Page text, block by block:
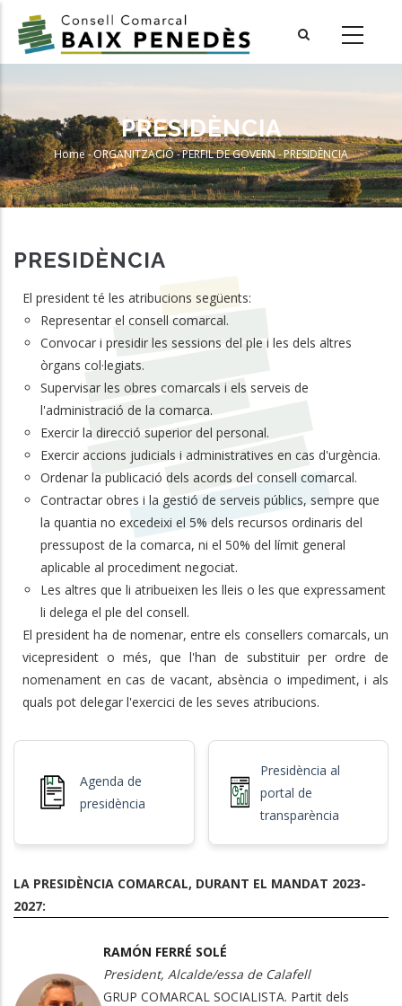
main
PRESIDÈNCIA
Breadcrumb
Home-ORGANITZACIÓ-PERFIL DE GOVERN-PRESIDÈNCIA
PRESIDÈNCIA
El president té les atribucions següents:
Representar el consell comarcal.
Convocar i presidir les sessions del ple i les dels altres
òrgans col·legiats.
Supervisar les obres comarcals i els serveis de
l'administració de la comarca.
Exercir la direcció superior del personal.
Exercir accions judicials i administratives en cas d'urgència.
Ordenar la publicació dels acords del consell comarcal.
Contractar obres i la gestió de serveis públics, sempre que
la quantia no excedeixi el 5% dels recursos ordinaris del
pressupost de la comarca, ni el 50% del límit general
aplicable al procediment negociat.
Les altres que li atribueixen les lleis o les que expressament
li delega el ple del consell.
El president ha de nomenar, entre els consellers comarcals, un
vicepresident o més, que l'han de substituir per ordre de
nomenament en cas de vacant, absència o impediment, i als
quals pot delegar l'exercici de les seves atribucions.
Agenda de
presidència
Presidència al
portal de
transparència
LA PRESIDÈNCIA COMARCAL, DURANT EL MANDAT 2023-
2027:
RAMÓN FERRÉ SOLÉ
President, Alcalde/essa de Calafell
GRUP COMARCAL SOCIALISTA. Partit dels